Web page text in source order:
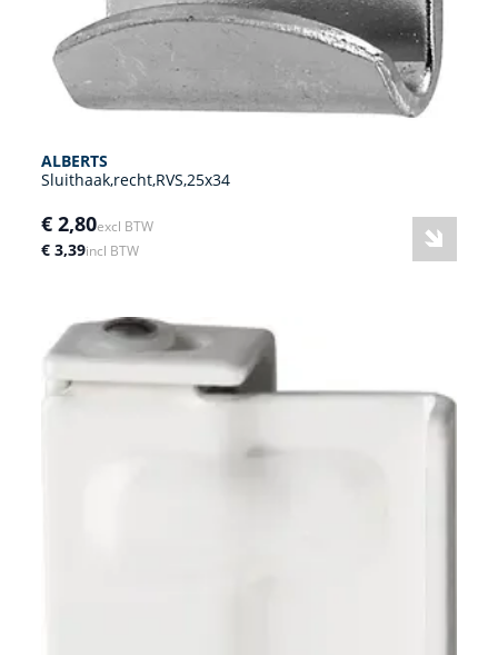
ALBERTS
Sluithaak,recht,RVS,25x34
€ 2,80excl BTW
€ 3,39incl BTW